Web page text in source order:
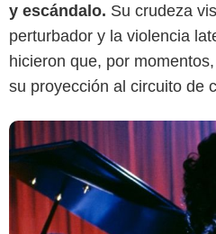
y escándalo. Su crudeza
perturbador y la violencia
hicieron que, por
su proyección al circuito de